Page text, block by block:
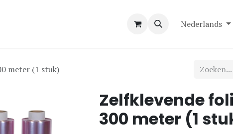
Nederlands
meter (1 stuk)
Zelfklevende
300 meter (1